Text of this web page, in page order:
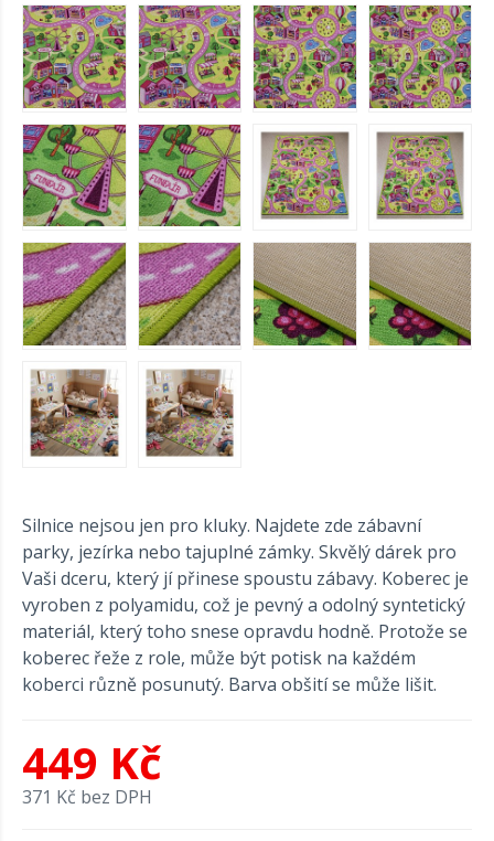
Silnice nejsou jen pro kluky. Najdete zde zábavní
parky, jezírka nebo tajuplné zámky. Skvělý dárek pro
Vaši dceru, který jí přinese spoustu zábavy. Koberec je
vyroben z polyamidu, což je pevný a odolný syntetický
materiál, který toho snese opravdu hodně. Protože se
koberec řeže z role, může být potisk na každém
koberci různě posunutý. Barva obšití se může lišit.
449 Kč
371 Kč bez DPH